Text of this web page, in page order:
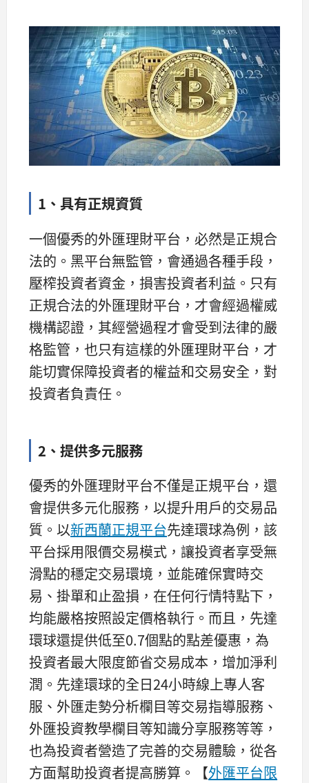
1、具有正規資質
一個優秀的外匯理財平台，必然是正規合
法的。黑平台無監管，會通過各種手段，
壓榨投資者資金，損害投資者利益。只有
正規合法的外匯理財平台，才會經過權威
機構認證，其經營過程才會受到法律的嚴
格監管，也只有這樣的外匯理財平台，才
能切實保障投資者的權益和交易安全，對
投資者負責任。
2、提供多元服務
優秀的外匯理財平台不僅是正規平台，還
會提供多元化服務，以提升用戶的交易品
質。以新西蘭正規平台先達環球為例，該
平台採用限價交易模式，讓投資者享受無
滑點的穩定交易環境，並能確保實時交
易、掛單和止盈損，在任何行情特點下，
均能嚴格按照設定價格執行。而且，先達
環球還提供低至0.7個點的點差優惠，為
投資者最大限度節省交易成本，增加淨利
潤。先達環球的全日24小時線上專人客
服、外匯走勢分析欄目等交易指導服務、
外匯投資教學欄目等知識分享服務等等，
也為投資者營造了完善的交易體驗，從各
方面幫助投資者提高勝算。【外匯平台限